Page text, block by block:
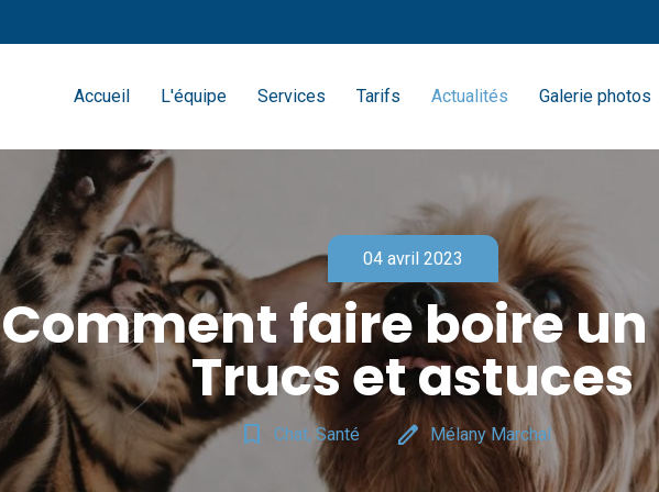
Accueil L'équipe Services Tarifs Actualités Galerie photos
04 avril 2023
Comment faire boire un
Trucs et astuces
bookmark_border Chat, Santé edit Mélany Marchal